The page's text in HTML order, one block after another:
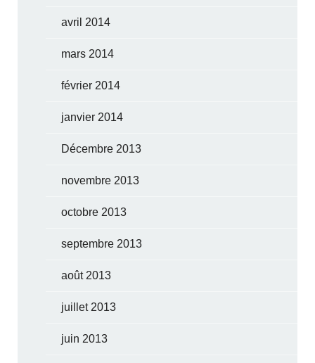
avril 2014
mars 2014
février 2014
janvier 2014
Décembre 2013
novembre 2013
octobre 2013
septembre 2013
août 2013
juillet 2013
juin 2013